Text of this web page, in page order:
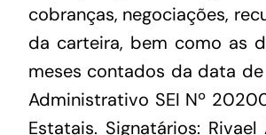
cobranças, negociações,
da carteira, bem como as
meses contados da data
Administrativo SEI Nº
Estatais. Signatários: